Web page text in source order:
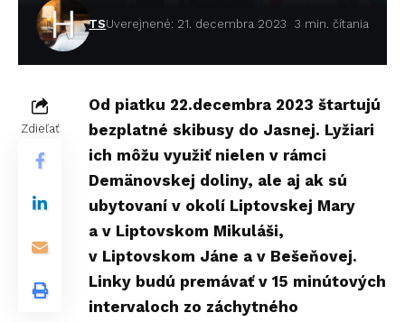
TSUverejnené: 21. decembra 2023 3 min. čítania
Zdieľať
Od piatku 22.decembra 2023 štartujú
bezplatné skibusy do Jasnej. Lyžiari
ich môžu využiť nielen v rámci
Demänovskej doliny, ale aj ak sú
ubytovaní v okolí Liptovskej Mary
a v Liptovskom Mikuláši,
v Liptovskom Jáne a v Bešeňovej.
Linky budú premávať v 15 minútových
intervaloch zo záchytného